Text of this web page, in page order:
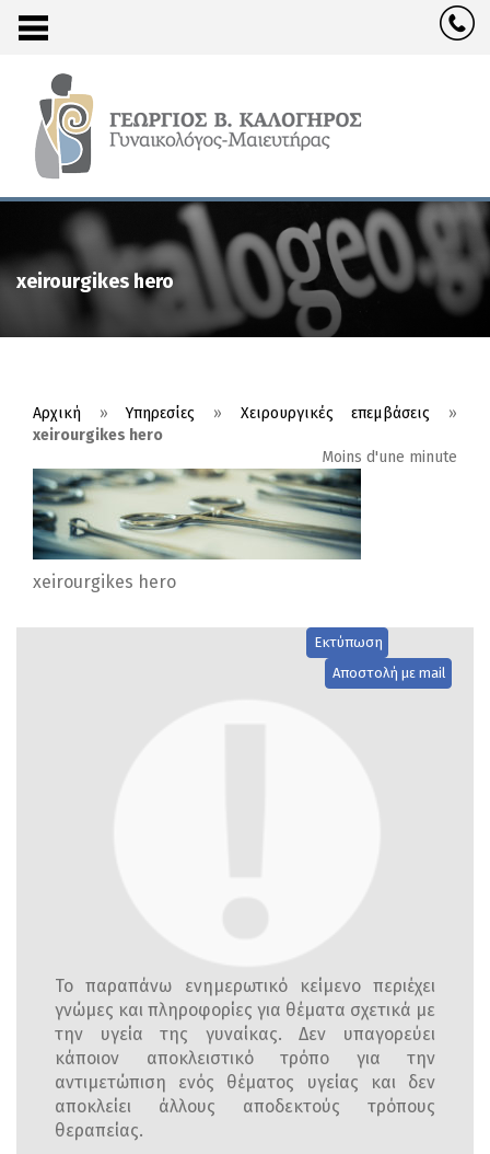
xeirourgikes hero
Αρχική »Υπηρεσίες » Χειρουργικές επεμβάσεις »
xeirourgikes hero
Moins d'une minute
xeirourgikes hero
Εκτύπωση
Αποστολή με mail
Το παραπάνω ενημερωτικό κείμενο περιέχει
γνώμες και πληροφορίες για θέματα σχετικά με
την υγεία της γυναίκας. Δεν υπαγορεύει
κάποιον αποκλειστικό τρόπο για την
αντιμετώπιση ενός θέματος υγείας και δεν
αποκλείει άλλους αποδεκτούς τρόπους
θεραπείας.